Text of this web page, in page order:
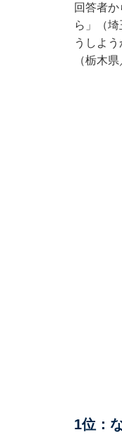
回答者
ら」（
うしよ
（栃木
1位：